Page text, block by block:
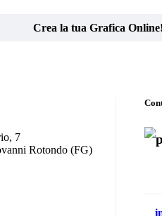
Crea la tua Grafica Online!
7
Rotondo (FG)